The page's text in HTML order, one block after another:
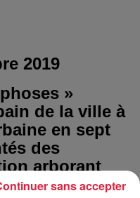
2019
»
de la ville à
en sept
des
arborant
originale !
sans accepter